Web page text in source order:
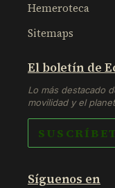
Hemeroteca
Sitemaps
El boletín de
Lo más destacado
movilidad y el
Síguenos en